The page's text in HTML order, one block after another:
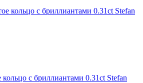
с бриллиантами 0.31ct Stefan